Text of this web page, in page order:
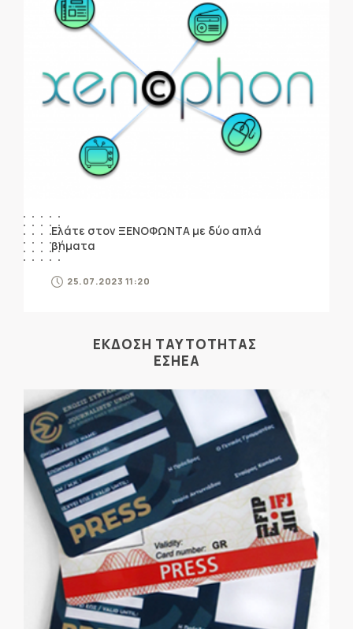
Ελάτε στον ΞΕΝΟΦΩΝΤΑ με δύο απλά
βήματα
25.07.2023 11:20
ΕΚΔΟΣΗ ΤΑΥΤΟΤΗΤΑΣ
ΕΣΗΕΑ